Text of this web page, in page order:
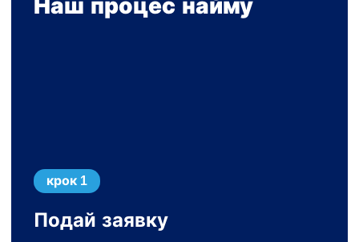
Наш процес найму
крок 1
Подай заявку